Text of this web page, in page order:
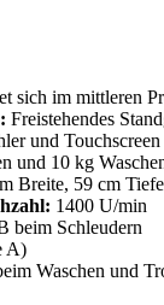
sich im mittleren
Freistehendes
und Touchscreen
und 10 kg
Breite, 59 cm Tiefe
1400 U/min
beim Schleudern
A)
Waschen und